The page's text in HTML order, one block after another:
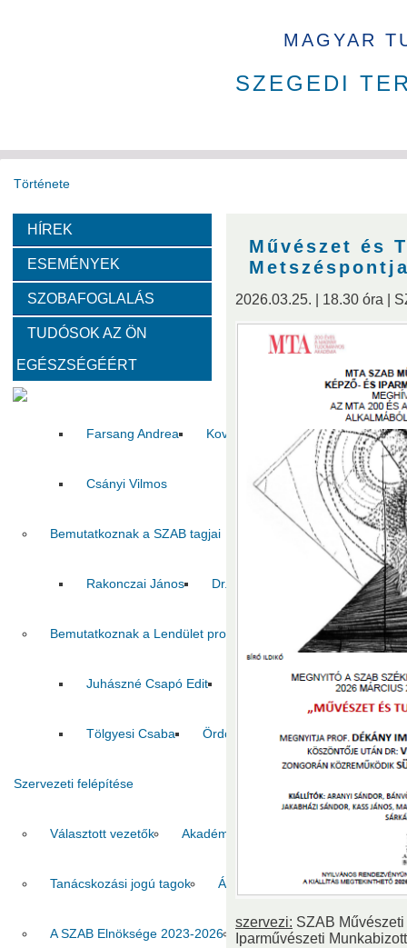
MAGYAR
SZEGEDI
Története
Székház
Fotók a székházról
Bemutatkoznak a SZAB akadémikusai
Kemény Lajos Hohmann Judit Gyimóthy Tibor
Farsang Andrea Kovács Zoltán Pál Csaba
Csányi Vilmos
Bemutatkoznak a SZAB tagjai
Rakonczai János Dr. Pálfi György Jelasity Márk
Bemutatkoznak a Lendület program nyertesei
Juhászné Csapó Edit Tóth Szilvia Tombácz
Tölgyesi Csaba Ördöghné Kolbert Zsuzsanna
Szervezeti felépítése
Választott vezetők Akadémikusok Nem akadémikus
Tanácskozási jogú tagok Állandó meghívottak
A SZAB Elnöksége 2023-2026 A SZAB Elnöksége 2026-
HÍREK
ESEMÉNYEK
SZOBAFOGLALÁS
TUDÓSOK AZ ÖN
EGÉSZSÉGÉÉRT
Művészet és
2026.03.25. | 18.30 óra |
szervezi: SZAB
Iparművészeti